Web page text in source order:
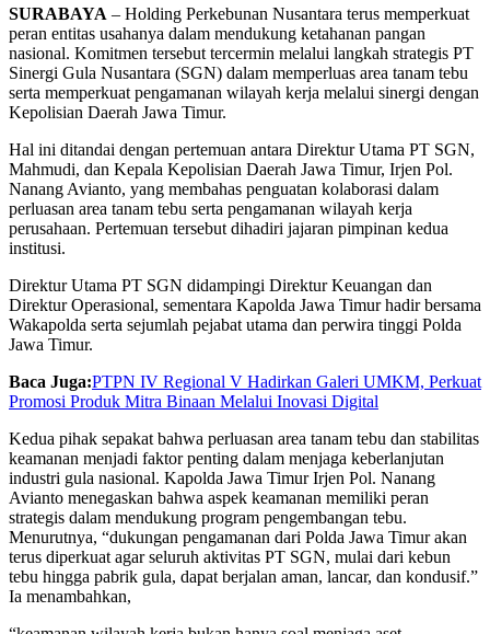
SURABAYA – Holding Perkebunan Nusantara terus memperkuat
peran entitas usahanya dalam mendukung ketahanan pangan
nasional. Komitmen tersebut tercermin melalui langkah strategis PT
Sinergi Gula Nusantara (SGN) dalam memperluas area tanam tebu
serta memperkuat pengamanan wilayah kerja melalui sinergi dengan
Kepolisian Daerah Jawa Timur.
Hal ini ditandai dengan pertemuan antara Direktur Utama PT SGN,
Mahmudi, dan Kepala Kepolisian Daerah Jawa Timur, Irjen Pol.
Nanang Avianto, yang membahas penguatan kolaborasi dalam
perluasan area tanam tebu serta pengamanan wilayah kerja
perusahaan. Pertemuan tersebut dihadiri jajaran pimpinan kedua
institusi.
Direktur Utama PT SGN didampingi Direktur Keuangan dan
Direktur Operasional, sementara Kapolda Jawa Timur hadir bersama
Wakapolda serta sejumlah pejabat utama dan perwira tinggi Polda
Jawa Timur.
Baca Juga:PTPN IV Regional V Hadirkan Galeri UMKM, Perkuat
Promosi Produk Mitra Binaan Melalui Inovasi Digital
Kedua pihak sepakat bahwa perluasan area tanam tebu dan stabilitas
keamanan menjadi faktor penting dalam menjaga keberlanjutan
industri gula nasional. Kapolda Jawa Timur Irjen Pol. Nanang
Avianto menegaskan bahwa aspek keamanan memiliki peran
strategis dalam mendukung program pengembangan tebu.
Menurutnya, “dukungan pengamanan dari Polda Jawa Timur akan
terus diperkuat agar seluruh aktivitas PT SGN, mulai dari kebun
tebu hingga pabrik gula, dapat berjalan aman, lancar, dan kondusif.”
Ia menambahkan,